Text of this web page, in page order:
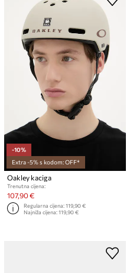
-10%
Extra -5% s kodom: OFF*
Oakley kaciga
Trenutna cijena:
107,90 €
Regularna cijena:119,90 €
Najniža cijena:119,90 €